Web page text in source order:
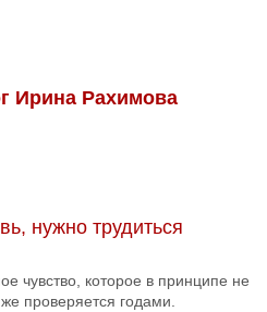
Ирина Рахимова
нужно трудиться
чувство, которое в принципе не
проверяется годами.